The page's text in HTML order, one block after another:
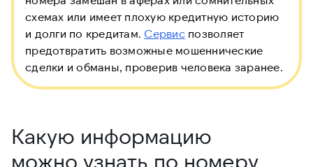
схемах или имеет плохую кредитную историю
и долги по кредитам. Сервис позволяет
предотвратить возможные мошеннические
сделки и обманы, проверив человека заранее.
Какую информацию
можно узнать по номеру